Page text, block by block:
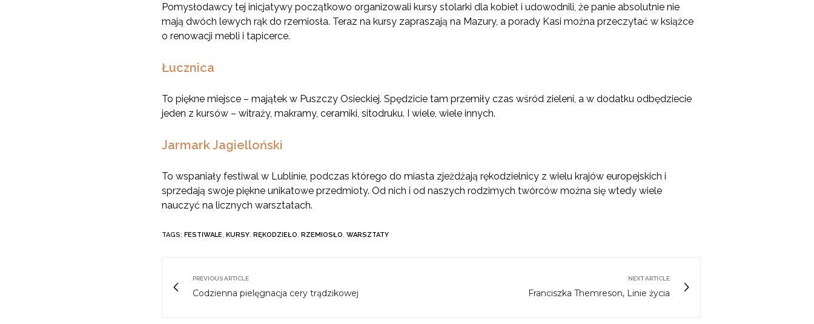
Pomysłodawcy tej inicjatywy początkowo organizowali kursy stolarki dla kobiet i udowodnili, że panie absolutnie nie
mają dwóch lewych rąk do rzemiosła. Teraz na kursy zapraszają na Mazury, a porady Kasi można przeczytać w książce
o renowacji mebli i tapicerce.
Łucznica
To piękne miejsce – majątek w Puszczy Osieckiej. Spędzicie tam przemiły czas wśród zieleni, a w dodatku odbędziecie
jeden z kursów – witraży, makramy, ceramiki, sitodruku. I wiele, wiele innych.
Jarmark Jagielloński
To wspaniały festiwal w Lublinie, podczas którego do miasta zjeżdżają rękodzielnicy z wielu krajów europejskich i
sprzedają swoje piękne unikatowe przedmioty. Od nich i od naszych rodzimych twórców można się wtedy wiele
nauczyć na licznych warsztatach.
TAGS: FESTIWALE, KURSY, RĘKODZIEŁO, RZEMIOSŁO, WARSZTATY
PREVIOUS ARTICLE
Codzienna pielęgnacja cery trądzikowej
NEXT ARTICLE
Franciszka Themreson, Linie życia